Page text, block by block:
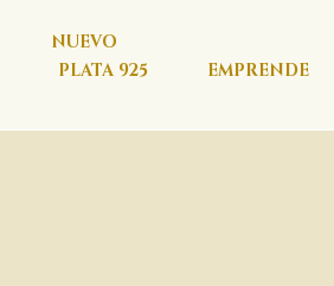
PLATA 925 EMPRENDE
NUEVO